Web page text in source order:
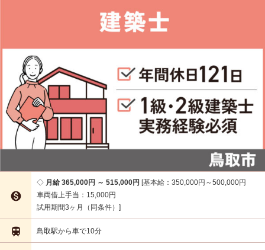

月給 365,000円 ～ 515,000円 基本給：350,000円～500,000円
車両借上手当：15,000円
試用期間3ヶ月（同条件）
 鳥取駅から車で10分